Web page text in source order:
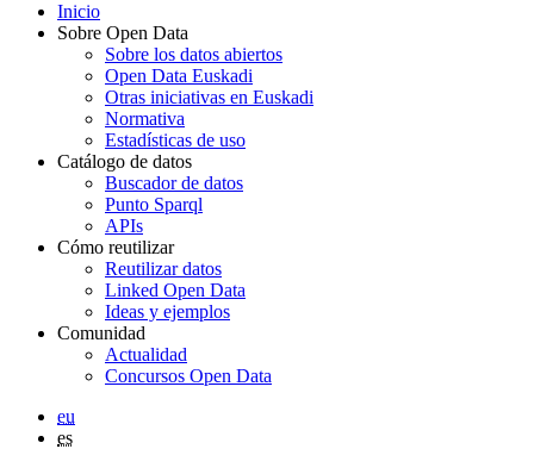
Inicio
Sobre Open Data
Sobre los datos abiertos
Open Data Euskadi
Otras iniciativas en Euskadi
Normativa
Estadísticas de uso
Catálogo de datos
Buscador de datos
Punto Sparql
APIs
Cómo reutilizar
Reutilizar datos
Linked Open Data
Ideas y ejemplos
Comunidad
Actualidad
Concursos Open Data
eu
es